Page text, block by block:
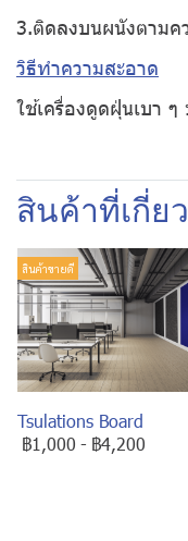
3.ติดลงบนผนังตามค
วิธีทำความสะอาด
ใช้เครื่องดูดฝุ่นเบา
สินค้าที่เกี่ย
สินค้าขายดี
Tsulations Board
฿1,000 - ฿4,200